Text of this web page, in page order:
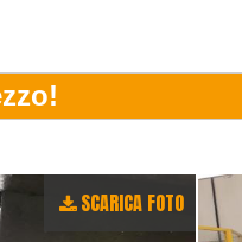
SCARICA FOTO